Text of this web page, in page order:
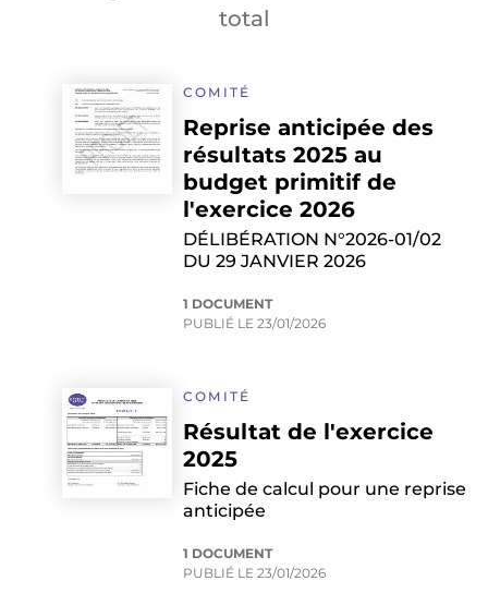
total
COMITÉ
Reprise anticipée des
résultats 2025 au
budget primitif de
l'exercice 2026
DÉLIBÉRATION N°2026-01/02
DU 29 JANVIER 2026
1 DOCUMENT
PUBLIÉ LE23/01/2026
COMITÉ
Résultat de l'exercice
2025
Fiche de calcul pour une reprise
anticipée
1 DOCUMENT
PUBLIÉ LE23/01/2026